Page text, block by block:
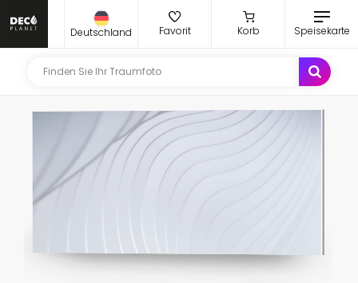
Deutschland Favorit Korb Speisekarte